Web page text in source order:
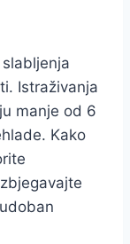
Istraživanja
manje od 6
Kako